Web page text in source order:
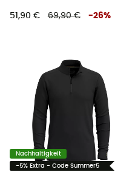
51,90 € 69,90 € -26%
Nachhaltigkeit
-5% Extra - Code Summer5